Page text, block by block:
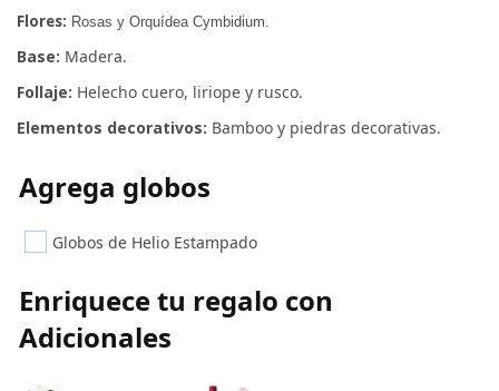
Flores: Rosas y Orquídea Cymbidium.
Base: Madera.
Follaje: Helecho cuero, liriope y rusco.
Elementos decorativos: Bamboo y piedras decorativas.
Agrega globos
Globos de Helio Estampado
Enriquece tu regalo con
Adicionales